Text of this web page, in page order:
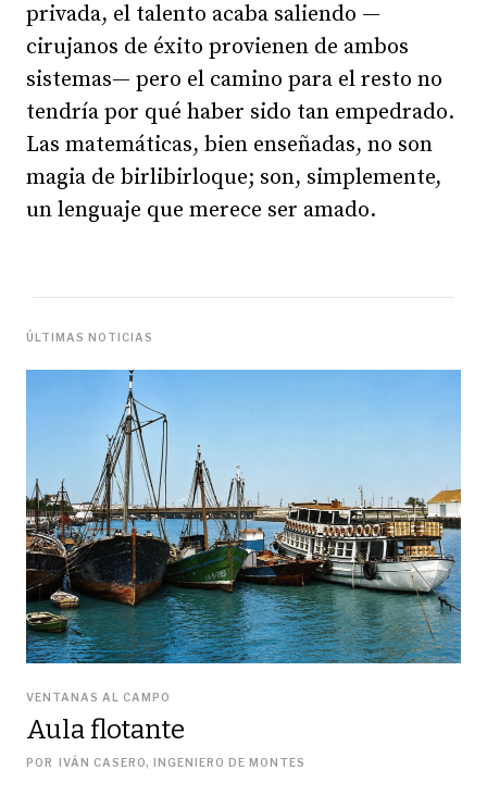
privada, el talento acaba saliendo —
cirujanos de éxito provienen de ambos
sistemas— pero el camino para el resto no
tendría por qué haber sido tan empedrado.
Las matemáticas, bien enseñadas, no son
magia de birlibirloque; son, simplemente,
un lenguaje que merece ser amado.
ÚLTIMAS NOTICIAS
VENTANAS AL CAMPO
Aula flotante
POR IVÁN CASERO, INGENIERO DE MONTES